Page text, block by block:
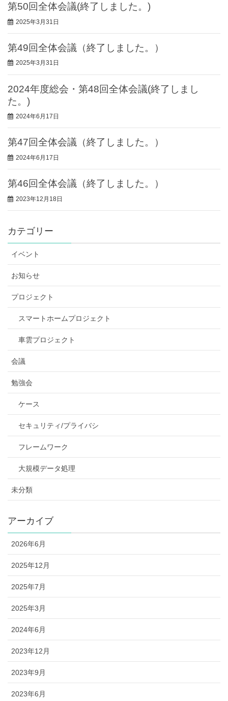
第50回全体会議(終了しました。)
2025年3月31日
第49回全体会議（終了しました。）
2025年3月31日
2024年度総会・第48回全体会議(終了しまし
た。)
2024年6月17日
第47回全体会議（終了しました。）
2024年6月17日
第46回全体会議（終了しました。）
2023年12月18日
カテゴリー
イベント
お知らせ
プロジェクト
スマートホームプロジェクト
車雲プロジェクト
会議
勉強会
ケース
セキュリティ/プライバシ
フレームワーク
大規模データ処理
未分類
アーカイブ
2026年6月
2025年12月
2025年7月
2025年3月
2024年6月
2023年12月
2023年9月
2023年6月